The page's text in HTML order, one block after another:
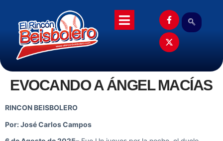
EVOCANDO A ÁNGEL MACÍAS
RINCON BEISBOLERO
Por: José Carlos Campos